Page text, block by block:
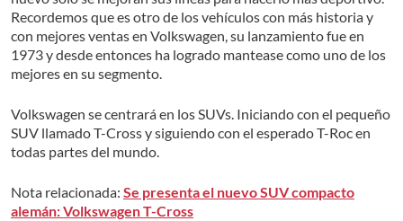
Recordemos que es otro de los vehículos con más historia y
con mejores ventas en Volkswagen, su lanzamiento fue en
1973 y desde entonces ha logrado mantease como uno de los
mejores en su segmento.
Volkswagen se centrará en los SUVs. Iniciando con el pequeño
SUV llamado T-Cross y siguiendo con el esperado T-Roc en
todas partes del mundo.
Nota relacionada: Se presenta el nuevo SUV compacto
alemán: Volkswagen T-Cross